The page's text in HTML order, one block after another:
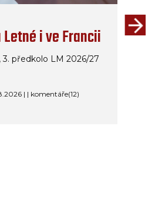
i ve Francii
3. předkolo LM 2026/27
| | komentáře(12)